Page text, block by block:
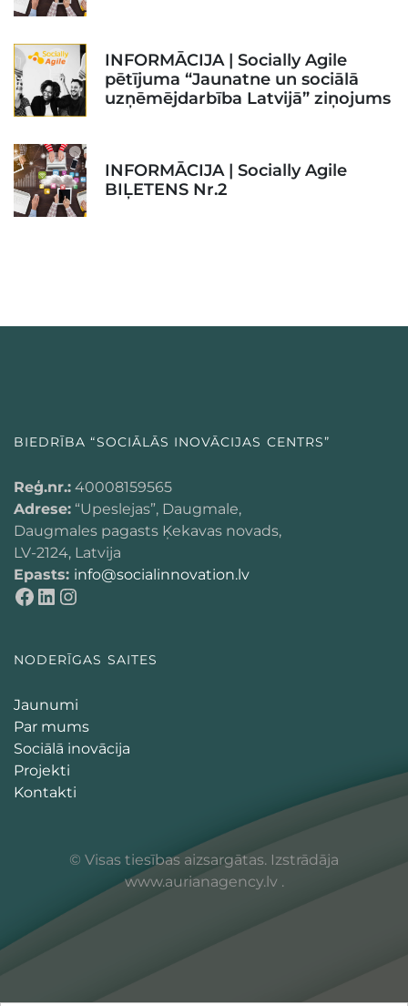
INFORMĀCIJA | Socially Agile
pētījuma “Jaunatne un sociālā
uzņēmējdarbība Latvijā” ziņojums
INFORMĀCIJA | Socially Agile
BIĻETENS Nr.2
BIEDRĪBA “SOCIĀLĀS INOVĀCIJAS CENTRS”
Reģ.nr.: 40008159565
Adrese: “Upeslejas”, Daugmale,
Daugmales pagasts Ķekavas novads,
LV-2124, Latvija
Epasts: info@socialinnovation.lv
NODERĪGAS SAITES
Jaunumi
Par mums
Sociālā inovācija
Projekti
Kontakti
© Visas tiesības aizsargātas. Izstrādāja
www.aurianagency.lv .